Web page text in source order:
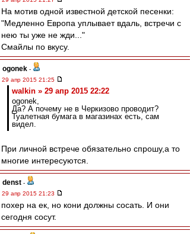
На мотив одной известной детской песенки:
"Медленно Европа уплывает вдаль, встречи с
нею ты уже не жди..."
Смайлы по вкусу.
ogonek -
29 апр 2015 21:25
walkin » 29 апр 2015 22:22
ogonek,
Да? А почему не в Черкизово проводит?
Туалетная бумага в магазинах есть, сам
видел.
При личной встрече обязательно спрошу,а то
многие интересуются.
denst -
29 апр 2015 21:23
похер на ек, но кони должны сосать. И они
сегодня сосут.